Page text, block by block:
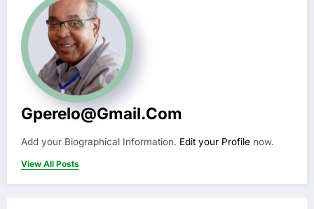
Gperelo@gmail.com
Add your Biographical Information. Edit your Profile now.
View All Posts